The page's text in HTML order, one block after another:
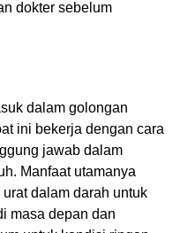
dokter sebelum
dalam golongan
ini bekerja dengan cara
jawab dalam
Manfaat utamanya
dalam darah untuk
masa depan dan